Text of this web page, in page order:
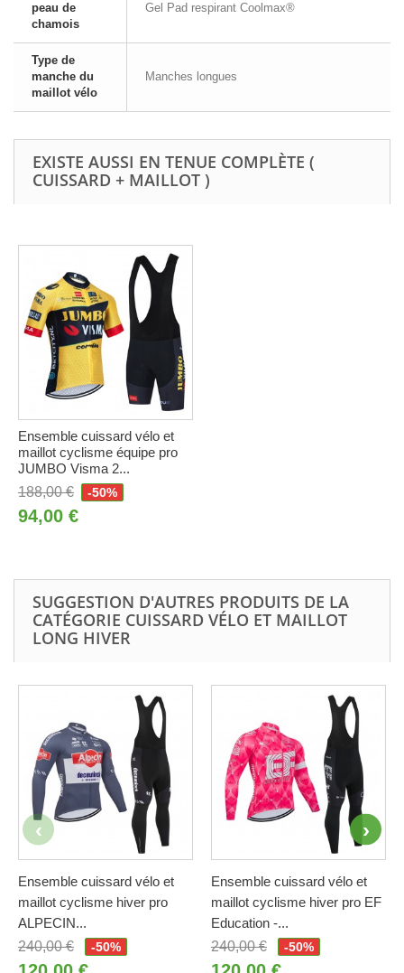
peau de
chamois
Gel Pad respirant Coolmax®
Type de
manche du
maillot vélo
Manches longues
EXISTE AUSSI EN TENUE COMPLÈTE (
CUISSARD + MAILLOT )
Ensemble cuissard vélo et
maillot cyclisme équipe pro
JUMBO Visma 2...
188,00 €
-50%
94,00 €
SUGGESTION D'AUTRES PRODUITS DE LA
CATÉGORIE CUISSARD VÉLO ET MAILLOT
LONG HIVER
Ensemble cuissard vélo et
maillot cyclisme hiver pro
ALPECIN...
240,00 €
-50%
Ensemble cuissard vélo et
maillot cyclisme hiver pro EF
Education -...
240,00 €
-50%